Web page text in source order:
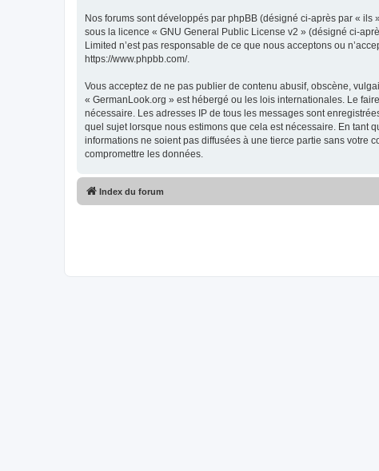
Nos forums sont développés par phpBB (désigné ci-après par «
sous la licence « GNU General Public License v2 » (désigné ci-
Limited n’est pas responsable de ce que nous acceptons ou
https://www.phpbb.com/.
Vous acceptez de ne pas publier de contenu abusif, obscène,
« GermanLook.org » est hébergé ou les lois internationales. Le
nécessaire. Les adresses IP de tous les messages sont
quel sujet lorsque nous estimons que cela est nécessaire. En tant
informations ne soient pas diffusées à une tierce partie sans votre
compromettre les données.
Index du forum